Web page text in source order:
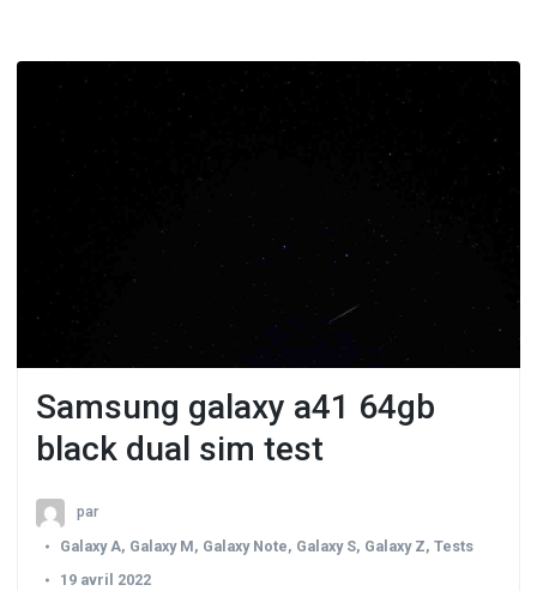
Samsung galaxy a41 64gb
black dual sim test
par
Galaxy A, Galaxy M, Galaxy Note, Galaxy S, Galaxy Z, Tests
19 avril 2022